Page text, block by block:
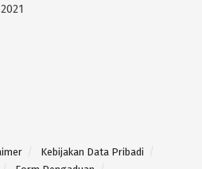
Kebijakan Data Pribadi